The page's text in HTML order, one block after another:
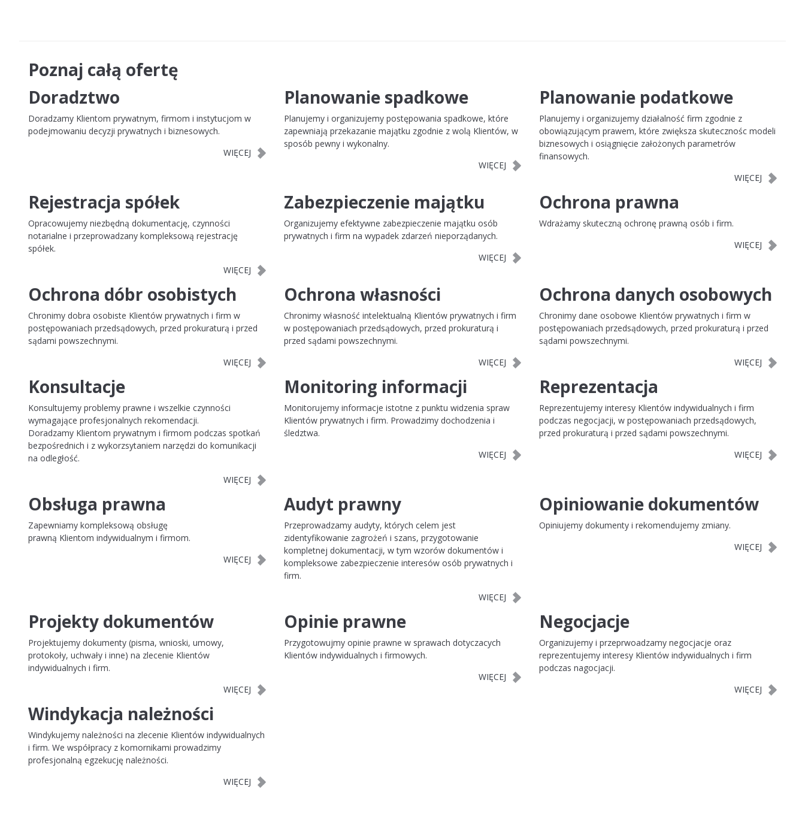
Windykacja należności
Poznaj całą ofertę
Doradztwo
Doradzamy Klientom prywatnym, firmom i instytucjom w
podejmowaniu decyzji prywatnych i biznesowych.
Planowanie spadkowe
Planujemy i organizujemy postępowania spadkowe, które
zapewniają przekazanie majątku zgodnie z wolą Klientów, w
sposób pewny i wykonalny.
Planowanie podatkowe
Planujemy i organizujemy działalność firm zgodnie z
obowiązującym prawem, które zwiększa skutecznośc modeli
biznesowych i osiągnięcie założonych parametrów
finansowych.
Rejestracja spółek
Opracowujemy niezbędną dokumentację, czynności
notarialne i przeprowadzany kompleksową rejestrację
spółek.
Zabezpieczenie majątku
Organizujemy efektywne zabezpieczenie majątku osób
prywatnych i firm na wypadek zdarzeń nieporządanych.
Ochrona prawna
Wdrażamy skuteczną ochronę prawną osób i firm.
Ochrona dóbr osobistych
Chronimy dobra osobiste Klientów prywatnych i firm w
postępowaniach przedsądowych, przed prokuraturą i przed
sądami powszechnymi.
Ochrona własności
Chronimy własność intelektualną Klientów prywatnych i firm
w postępowaniach przedsądowych, przed prokuraturą i
przed sądami powszechnymi.
Ochrona danych osobowych
Chronimy dane osobowe Klientów prywatnych i firm w
postępowaniach przedsądowych, przed prokuraturą i przed
sądami powszechnymi.
Konsultacje
Konsultujemy problemy prawne i wszelkie czynności
wymagające profesjonalnych rekomendacji.
Doradzamy Klientom prywatnym i firmom podczas spotkań
bezpośrednich i z wykorzsytaniem narzędzi do komunikacji
na odległość.
Monitoring informacji
Monitorujemy informacje istotne z punktu widzenia spraw
Klientów prywatnych i firm. Prowadzimy dochodzenia i
śledztwa.
Reprezentacja
Reprezentujemy interesy Klientów indywidualnych i firm
podczas negocjacji, w postępowaniach przedsądowych,
przed prokuraturą i przed sądami powszechnymi.
Obsługa prawna
Zapewniamy kompleksową obsługę
prawną Klientom indywidualnym i firmom.
Audyt prawny
Przeprowadzamy audyty, których celem jest
zidentyfikowanie zagrożeń i szans, przygotowanie
kompletnej dokumentacji, w tym wzorów dokumentów i
kompleksowe zabezpieczenie interesów osób prywatnych i
firm.
Opiniowanie dokumentów
Opiniujemy dokumenty i rekomendujemy zmiany.
Projekty dokumentów
Projektujemy dokumenty (pisma, wnioski, umowy,
protokoły, uchwały i inne) na zlecenie Klientów
indywidualnych i firm.
Opinie prawne
Przygotowujmy opinie prawne w sprawach dotyczacych
Klientów indywidualnych i firmowych.
Negocjacje
Organizujemy i przeprwoadzamy negocjacje oraz
reprezentujemy interesy Klientów indywidualnych i firm
podczas nagocjacji.
Windykacja należności
Windykujemy należności na zlecenie Klientów indywidualnych
i firm. We współpracy z komornikami prowadzimy
profesjonalną egzekucję należności.